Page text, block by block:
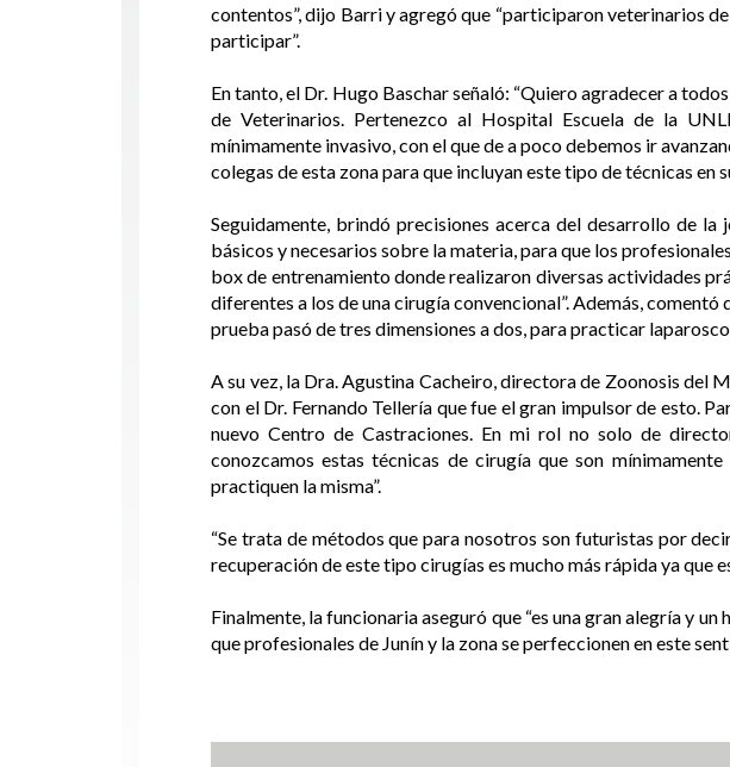
contentos”, dijo Barri y agregó que “participaron veterinarios
participar”.
En tanto, el Dr. Hugo Baschar señaló: “Quiero agradecer a
de Veterinarios. Pertenezco al Hospital Escuela de la
mínimamente invasivo, con el que de a poco debemos ir
colegas de esta zona para que incluyan este tipo de técnicas en
Seguidamente, brindó precisiones acerca del desarrollo de
básicos y necesarios sobre la materia, para que los
box de entrenamiento donde realizaron diversas actividades
diferentes a los de una cirugía convencional”. Además,
prueba pasó de tres dimensiones a dos, para practicar
A su vez, la Dra. Agustina Cacheiro, directora de Zoonosis del
con el Dr. Fernando Tellería que fue el gran impulsor de esto.
nuevo Centro de Castraciones. En mi rol no solo de
conozcamos estas técnicas de cirugía que son
practiquen la misma”.
“Se trata de métodos que para nosotros son futuristas por
recuperación de este tipo cirugías es mucho más rápida ya que
Finalmente, la funcionaria aseguró que “es una gran alegría y
que profesionales de Junín y la zona se perfeccionen en este